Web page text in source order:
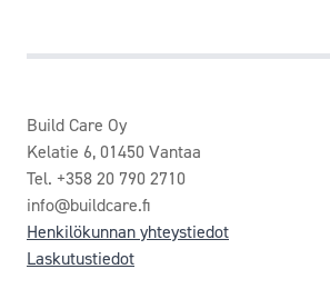
Build Care Oy
Kelatie 6, 01450 Vantaa
Tel. +358 20 790 2710
info@buildcare.fi
Henkilökunnan yhteystiedot
Laskutustiedot